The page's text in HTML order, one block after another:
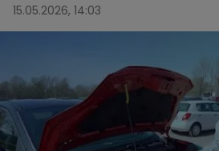
15.05.2026, 14:03